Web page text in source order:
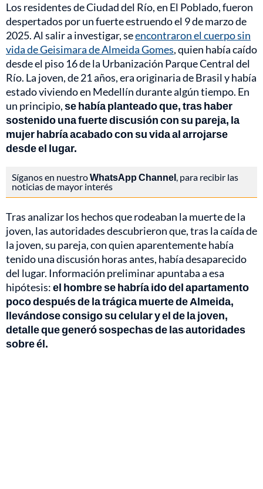
Los residentes de Ciudad del Río, en El Poblado, fueron
despertados por un fuerte estruendo el 9 de marzo de
2025. Al salir a investigar, seencontraron el cuerpo sin
vida de Geisimara de Almeida Gomes, quien había caído
desde el piso 16 de la Urbanización Parque Central del
Río. La joven, de 21 años, era originaria de Brasil y había
estado viviendo en Medellín durante algún tiempo. En
un principio,se había planteado que, tras haber
sostenido una fuerte discusión con su pareja, la
mujer habría acabado con su vida al arrojarse
desde el lugar.
Síganos en nuestroWhatsApp Channel, para recibir las
noticias de mayor interés
Tras analizar los hechos que rodeaban la muerte de la
joven, las autoridades descubrieron que, tras la caída de
la joven, su pareja, con quien aparentemente había
tenido una discusión horas antes, había desaparecido
del lugar. Información preliminar apuntaba a esa
hipótesis:el hombre se habría ido del apartamento
poco después de la trágica muerte de Almeida,
llevándose consigo su celular y el de la joven,
detalle que generó sospechas de las autoridades
sobre él.